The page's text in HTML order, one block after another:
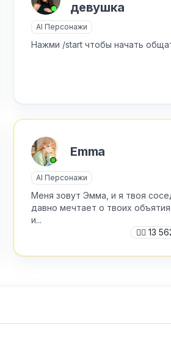
AI Персонажи
Telegram Stars
Активности для чата
Аниме и манга
Анонимные вопросы
Генераторы
Генерация видео
Авторизуйтесь, чтобы бесплатно
добавить бота в каталог
девушка
AI Персонажи
Нажми /start чтобы начать
Emma
AI Персонажи
Меня зовут Эмма, и я твоя
давно мечтает о твоих
и...
🙍‍♂️ 13